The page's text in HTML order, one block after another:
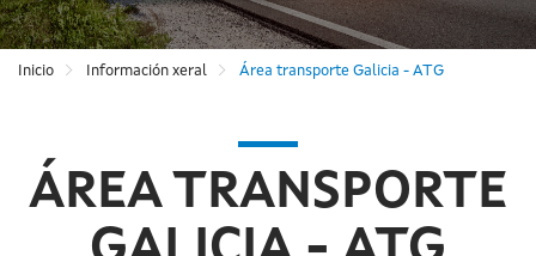
Inicio Información xeral Área transporte Galicia - ATG
ÁREA TRANSPORTE